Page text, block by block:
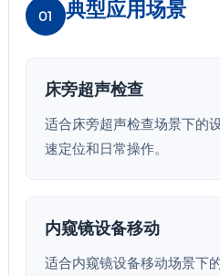
01 典型应用场景
床旁超声检查
适合床旁超声检查场景下的
速定位和日常操作。
内窥镜设备移动
适合内窥镜设备移动场景下